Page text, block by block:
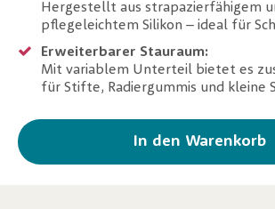
Hergestellt aus strapazierfähigem
pflegeleichtem Silikon – ideal für
Erweiterbarer Stauraum:
Mit variablem Unterteil bietet es
für Stifte, Radiergummis und kleine
In den Warenkorb